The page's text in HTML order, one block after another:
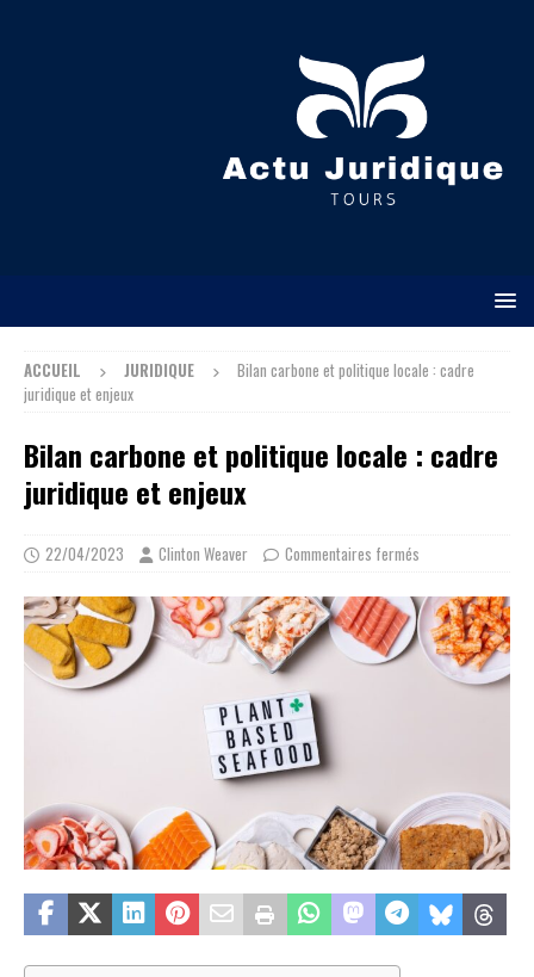
ACCUEIL JURIDIQUE
Bilan carbone et politique locale : cadre
juridique et enjeux
Bilan carbone et politique locale : cadre
juridique et enjeux
22/04/2023 Clinton Weaver Commentaires fermés